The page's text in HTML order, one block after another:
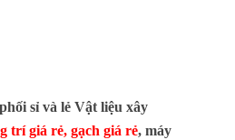
sỉ và lẻ Vật liệu xây
trí giá rẻ,gạch giá rẻ, máy